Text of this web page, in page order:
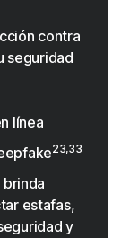
contra
seguridad
línea
23,33
estafas,
y